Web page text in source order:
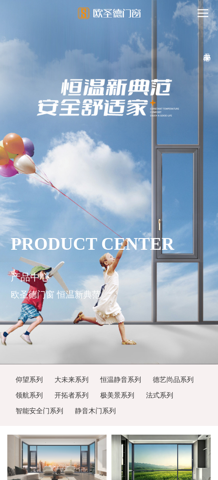
PRODUCT CENTER
产品中心
欧圣德门窗 恒温新典范
仰望系列 大未来系列 恒温静音系列
德艺尚品系列
领航系列
开拓者系列 极美景系列
法式系列
智能安全门系列
静音木门系列